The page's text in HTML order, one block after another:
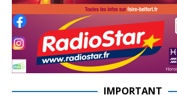
IMPORTANT